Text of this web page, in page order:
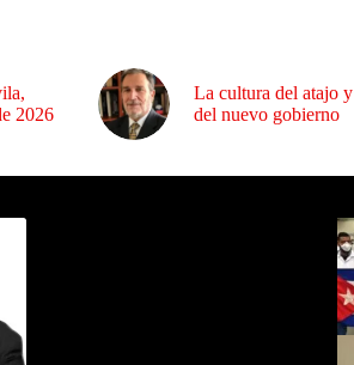
2026
La cultura del atajo
del nuevo gobierno